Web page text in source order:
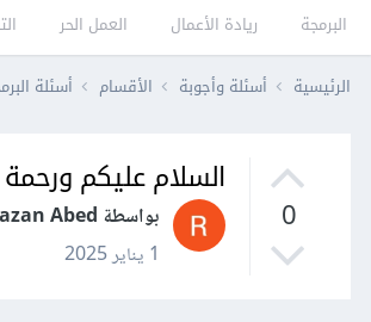
البرمجة ريادة الأعمال العمل الحر
الرئيسية أسئلة وأجوبة الأقسام أسئلة
0
السلام عليكم ورحمة
بواسطة Razan Abed
1 يناير 2025